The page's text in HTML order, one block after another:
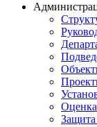
Оценка
Защита